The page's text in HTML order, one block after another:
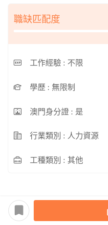
職缺匹配度
工作經驗 : 不限
學歷 : 無限制
澳門身分證 : 是
行業類別 : 人力資源
工種類別 : 其他